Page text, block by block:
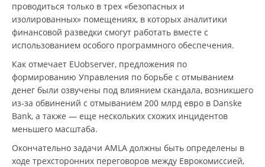
проводиться только в трех «безопасных и
изолированных» помещениях, в которых аналитики
финансовой разведки смогут работать вместе с
использованием особого программного обеспечения.
Как отмечает EUobserver, предложения по
формированию Управления по борьбе с отмыванием
денег были озвучены под влиянием скандала, возникшего
из-за обвинений с отмыванием 200 млрд евро в Danske
Bank, а также — еще нескольких схожих инцидентов
меньшего масштаба.
Окончательно задачи AMLA должны быть определены в
ходе трехсторонних переговоров между Еврокомиссией,